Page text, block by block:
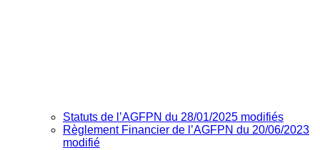
Statuts de l’AGFPN du 28/01/2025 modifiés
Règlement Financier de l’AGFPN du 20/06/2023
modifié